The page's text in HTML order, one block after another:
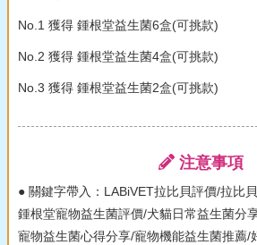
No.1 獲得 鍾根堂益生菌6盒(可挑款)
No.2 獲得 鍾根堂益生菌4盒(可挑款)
No.3 獲得 鍾根堂益生菌2盒(可挑款)
注意事項
● 關鍵字帶入：LABiVET拉比貝評價/拉比
鍾根堂寵物益生菌評價/犬貓日常益生菌分
寵物益生菌心得分享/寵物機能益生菌推薦/